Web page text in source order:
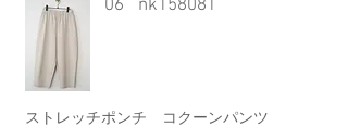
06 nk158081
ストレッチポンチ コクーンパンツ